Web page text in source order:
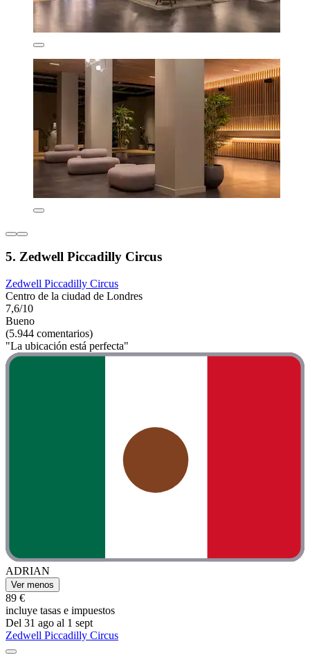
5. Zedwell Piccadilly Circus
Zedwell Piccadilly Circus
Centro de la ciudad de Londres
7,6/10
Bueno
(5.944 comentarios)
"La ubicación está perfecta"
ADRIAN
Ver menos
89 €
incluye tasas e impuestos
Del 31 ago al 1 sept
Zedwell Piccadilly Circus